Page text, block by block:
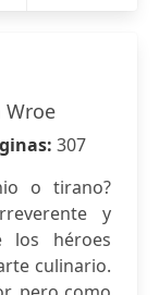
Wroe
307
o tirano?
y
los héroes
culinario.